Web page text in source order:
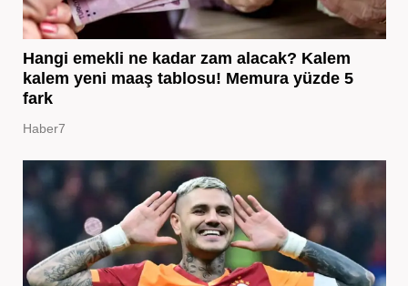
Hangi emekli ne kadar zam alacak? Kalem
kalem yeni maaş tablosu! Memura yüzde 5
fark
Haber7